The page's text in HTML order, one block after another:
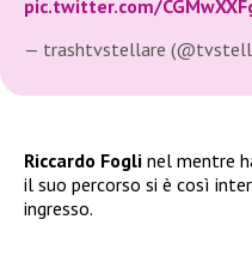
pic.twitter.com/
— trashtvstellare
Riccardo Fogli nel mentre
il suo percorso si è così
ingresso.